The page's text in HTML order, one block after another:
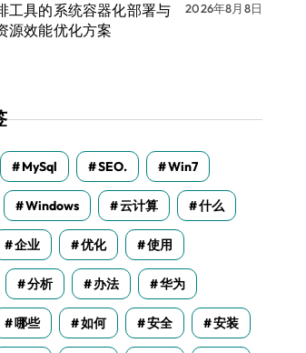
工具的系统容器化部署与
源效能优化方案
2026年8月8日
MySql SEO. Win7
Windows 云计算 什么
企业 优化 使用
分析 办法 华为
哪些 如何 安全 安装